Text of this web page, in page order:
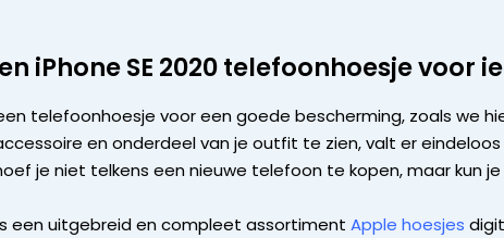
iPhone SE 2020 telefoonhoesje voor
telefoonhoesje voor een goede bescherming, zoals we
en onderdeel van je outfit te zien, valt er eindeloos
je niet telkens een nieuwe telefoon te kopen, maar kun
een uitgebreid en compleet assortiment Apple hoesjes